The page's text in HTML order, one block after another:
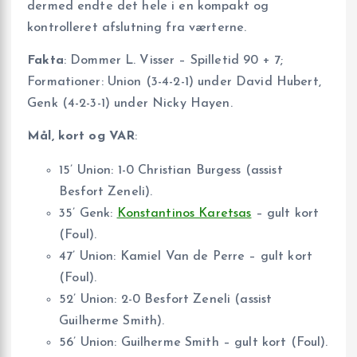
dermed endte det hele i en kompakt og
kontrolleret afslutning fra værterne.
Fakta: Dommer L. Visser – Spilletid 90 + 7;
Formationer: Union (3-4-2-1) under David Hubert,
Genk (4-2-3-1) under Nicky Hayen.
Mål, kort og VAR:
15’ Union: 1-0 Christian Burgess (assist
Besfort Zeneli).
35’ Genk: Konstantinos Karetsas – gult kort
(Foul).
47’ Union: Kamiel Van de Perre – gult kort
(Foul).
52’ Union: 2-0 Besfort Zeneli (assist
Guilherme Smith).
56’ Union: Guilherme Smith – gult kort (Foul).